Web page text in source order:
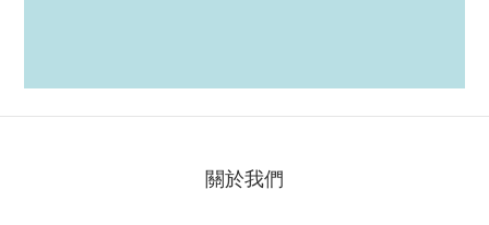
關於我們